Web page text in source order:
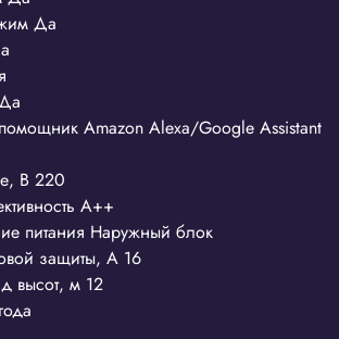
Да
Amazon Alexa/Google Assistant
В 220
A++
питания Наружный блок
защиты, А 16
высот, м 12